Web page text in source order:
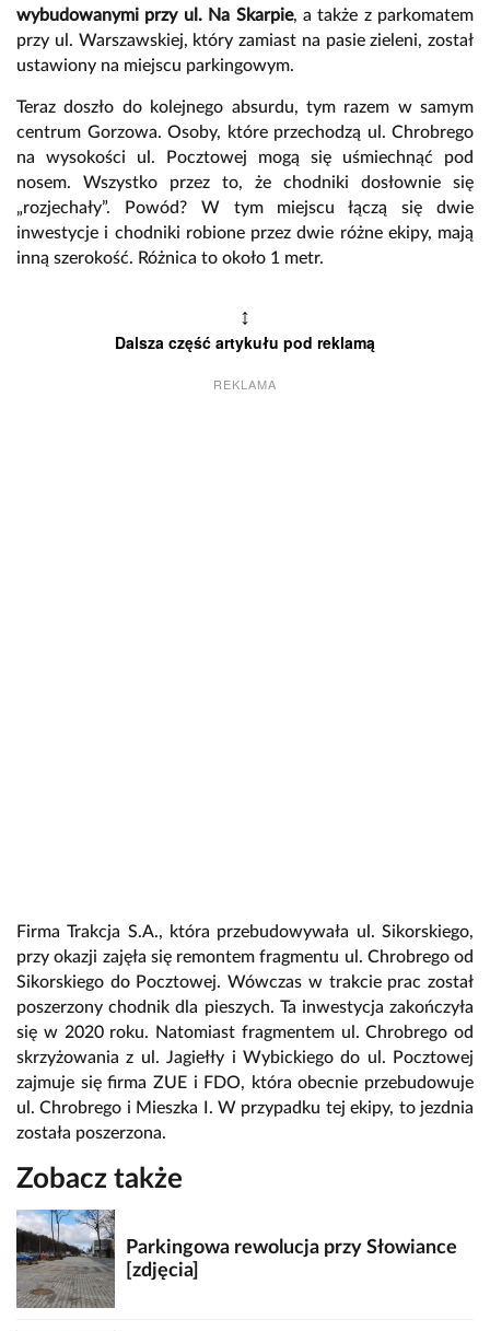
wybudowanymi przy ul. Na Skarpie, a także z parkomatem
przy ul. Warszawskiej, który zamiast na pasie zieleni, został
ustawiony na miejscu parkingowym.
Teraz doszło do kolejnego absurdu, tym razem w samym
centrum Gorzowa. Osoby, które przechodzą ul. Chrobrego
na wysokości ul. Pocztowej mogą się uśmiechnąć pod
nosem. Wszystko przez to, że chodniki dosłownie się
„rozjechały”. Powód? W tym miejscu łączą się dwie
inwestycje i chodniki robione przez dwie różne ekipy, mają
inną szerokość. Różnica to około 1 metr.
↕
Dalsza część artykułu pod reklamą
REKLAMA
Firma Trakcja S.A., która przebudowywała ul. Sikorskiego,
przy okazji zajęła się remontem fragmentu ul. Chrobrego od
Sikorskiego do Pocztowej. Wówczas w trakcie prac został
poszerzony chodnik dla pieszych. Ta inwestycja zakończyła
się w 2020 roku. Natomiast fragmentem ul. Chrobrego od
skrzyżowania z ul. Jagiełły i Wybickiego do ul. Pocztowej
zajmuje się firma ZUE i FDO, która obecnie przebudowuje
ul. Chrobrego i Mieszka I. W przypadku tej ekipy, to jezdnia
została poszerzona.
Zobacz także
Parkingowa rewolucja przy Słowiance
[zdjęcia]